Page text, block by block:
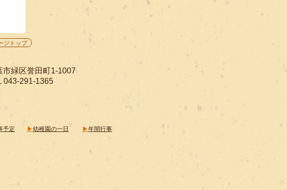
た♪ ２日
作品を
どもた
そうな
中ご来
ジトップ
市緑区誉田町1-1007
043-291-1365
予定​ ▶幼稚園の一日​ ▶年間行事